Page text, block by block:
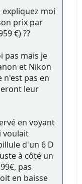
moi
prix par
€) ??
pas mais je
et Nikon
n'est pas en
leur
en voyant
voulait
d'un 6 D
à côté un
pas
en baisse